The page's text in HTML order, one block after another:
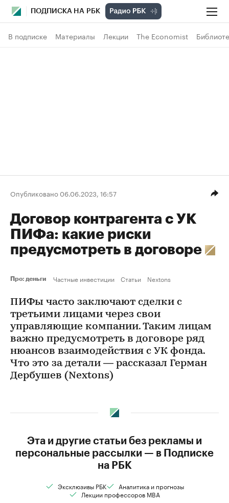
ПОДПИСКА НА РБК
В подписке Материалы Лекции The Economist
Опубликовано 06.06.2023, 16:57
Договор контрагента с УК
ПИФа: какие риски
предусмотреть в договоре
Про: деньги Частные инвестиции Статьи Nextons
ПИФы часто заключают сделки с
третьими лицами через свои
управляющие компании. Таким лицам
важно предусмотреть в договоре ряд
нюансов взаимодействия с УК фонда.
Что это за детали — рассказал Герман
Дербушев (Nextons)
Эта и другие статьи без рекламы и
персональные рассылки — в Подписке
на РБК
Эксклюзивы РБК
Аналитика и прогнозы
Лекции профессоров MBA